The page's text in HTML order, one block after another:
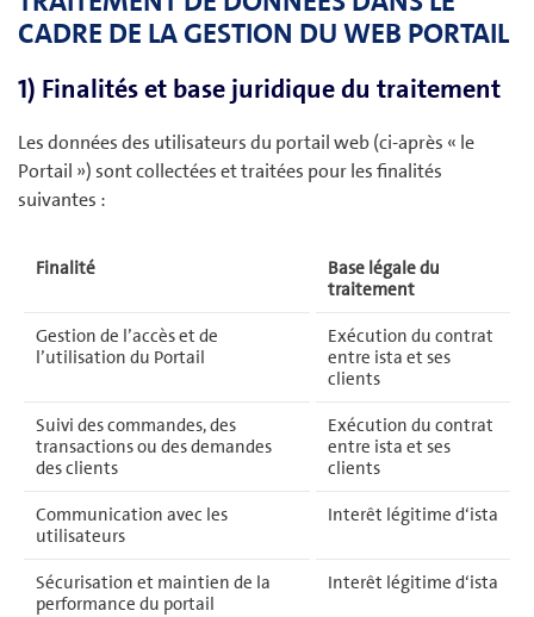
CADRE DE LA GESTION DU WEB PORTAIL
1) Finalités et base juridique du traitement
Les données des utilisateurs du portail web (ci-après « le
Portail ») sont collectées et traitées pour les finalités
suivantes :
Finalité
Base légale du
traitement
Gestion de l’accès et de
l’utilisation du Portail
Exécution du contrat
entre ista et ses
clients
Suivi des commandes, des
transactions ou des demandes
des clients
Exécution du contrat
entre ista et ses
clients
Communication avec les
utilisateurs
Interêt légitime d‘ista
Sécurisation et maintien de la
performance du portail
Interêt légitime d‘ista